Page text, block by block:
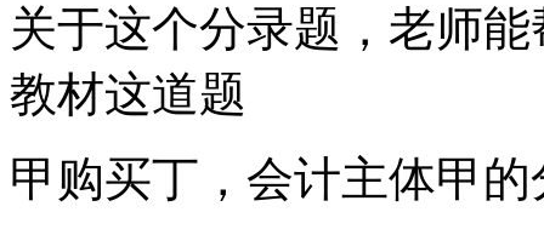
关于这个分录题，老师
教材这道题
甲购买丁，会计主体甲的